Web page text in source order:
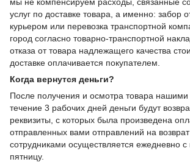
услуг по доставке товара, а именно: забор
курьером или перевозка транспортной
город согласно товарно-транспортной
отказа от товара надлежащего качества
доставке оплачивается покупателем.
Когда вернутся деньги?
После получения и осмотра товара нашими
течение 3 рабочих дней деньги будут
реквизиты, с которых была произведена
отправленных вами отправлений на
сотрудниками осуществляется ежедневно
пятницу.